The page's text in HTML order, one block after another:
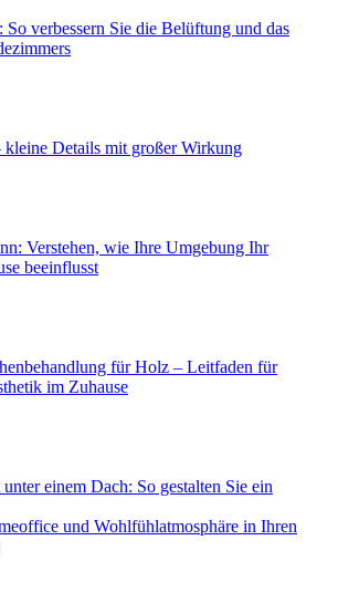
verbessern Sie die Belüftung und das
Details mit großer Wirkung
Verstehen, wie Ihre Umgebung Ihr
beeinflusst
für Holz – Leitfaden für
im Zuhause
einem Dach: So gestalten Sie ein
und Wohlfühlatmosphäre in Ihren